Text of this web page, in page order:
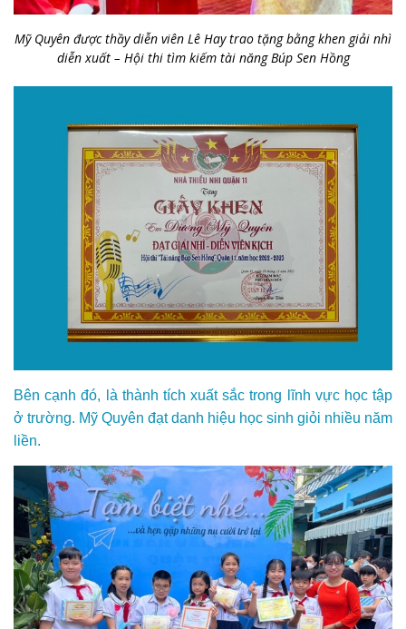
Mỹ Quyên được thầy diễn viên Lê Hay trao tặng bằng khen giải nhì
diễn xuất – Hội thi tìm kiếm tài năng Búp Sen Hồng
Bên cạnh đó, là thành tích xuất sắc trong lĩnh vực học tập
ở trường. Mỹ Quyên đạt danh hiệu học sinh giỏi nhiều năm
liền.